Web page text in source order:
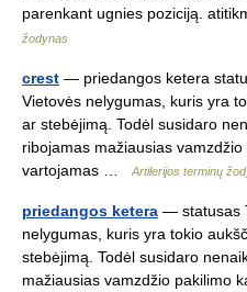
parenkant ugnies poziciją.
žodynas
crest — priedangos ketera
Vietovės nelygumas, kuris yra
ar stebėjimą. Todėl susidaro
ribojamas mažiausias
vartojamas …
Artilerijos terminų
priedangos ketera — statusas
nelygumas, kuris yra tokio
stebėjimą. Todėl susidaro
mažiausias vamzdžio pakilimo